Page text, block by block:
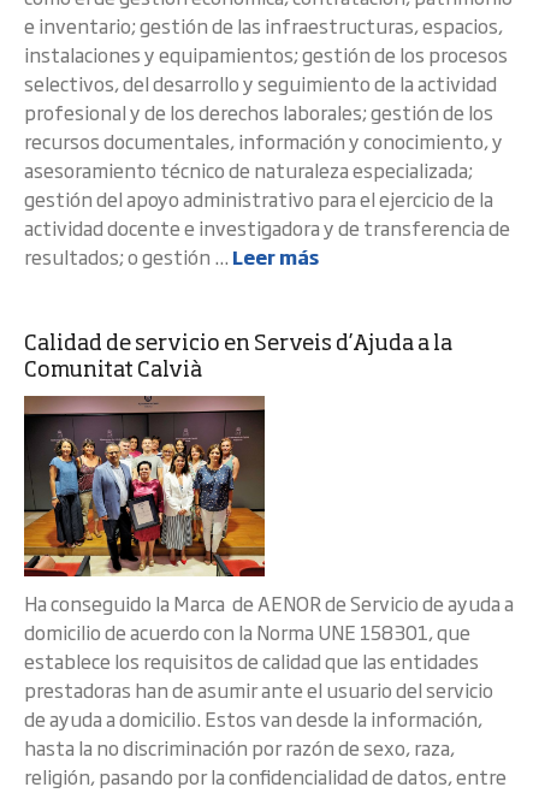
e inventario; gestión de las infraestructuras, espacios,
instalaciones y equipamientos; gestión de los procesos
selectivos, del desarrollo y seguimiento de la actividad
profesional y de los derechos laborales; gestión de los
recursos documentales, información y conocimiento, y
asesoramiento técnico de naturaleza especializada;
gestión del apoyo administrativo para el ejercicio de la
actividad docente e investigadora y de transferencia de
resultados; o gestión ... Leer más
Calidad de servicio en Serveis d’Ajuda a la
Comunitat Calvià
Ha conseguido la Marca de AENOR de Servicio de ayuda a
domicilio de acuerdo con la Norma UNE 158301, que
establece los requisitos de calidad que las entidades
prestadoras han de asumir ante el usuario del servicio
de ayuda a domicilio. Estos van desde la información,
hasta la no discriminación por razón de sexo, raza,
religión, pasando por la confidencialidad de datos, entre